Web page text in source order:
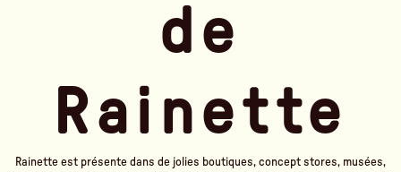
de
Rainette
Rainette est présente dans de jolies boutiques, concept stores, musées,